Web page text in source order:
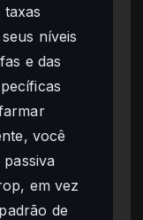
taxas
níveis
e das
você
em vez
de